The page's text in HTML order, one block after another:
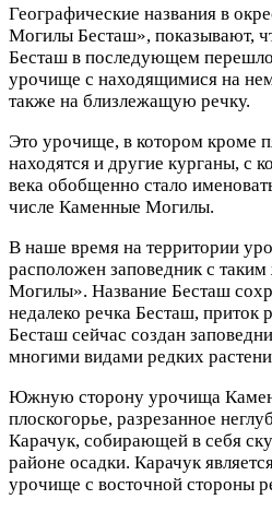
Географические названия в
Могилы Бесташ», показывают,
Бесташ в последующем
урочище с находящимися на
также на близлежащую речку.
Это урочище, в котором кроме
находятся и другие курганы, с
века обобщенно стало
числе Каменные Могилы.
В наше время на территории
расположен заповедник с
Могилы». Название Бесташ
недалеко речка Бесташ, приток
Бесташ сейчас создан
многими видами редких
Южную сторону урочища
плоскогорье, разрезанное
Карачук, собирающей в себя
районе осадки. Карачук
урочище с восточной стороны